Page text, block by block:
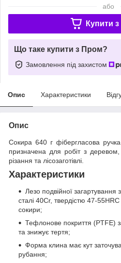
або
Купити з
Що таке купити з Пром?
Замовлення під захистом
Опис Характеристики
Опис
Сокира 640 г фібергласова
призначена для робіт з деревом,
різання та лісозаготівлі.
Характеристики
Лезо подвійної загартування
сталі 40Cr, твердістю 47-
сокири;
Тефлонове покриття (PTFE)
та знижує тертя;
Форма клина має кут
рубання;